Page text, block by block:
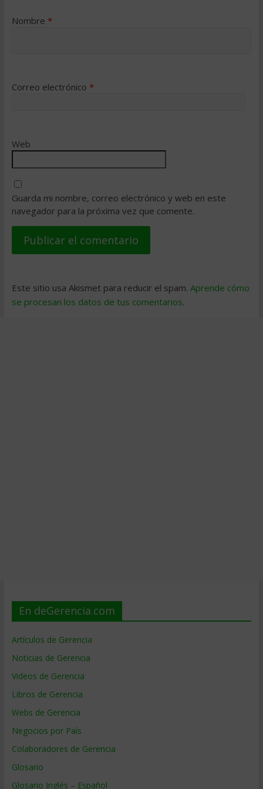
Nombre *
Correo electrónico *
Web
Guarda mi nombre, correo electrónico y web en este
navegador para la próxima vez que comente.
Este sitio usa Akismet para reducir el spam. Aprende cómo
se procesan los datos de tus comentarios.
En deGerencia.com
Artículos de Gerencia
Noticias de Gerencia
Videos de Gerencia
Libros de Gerencia
Webs de Gerencia
Negocios por País
Colaboradores de Gerencia
Glosario
Glosario Inglés – Español